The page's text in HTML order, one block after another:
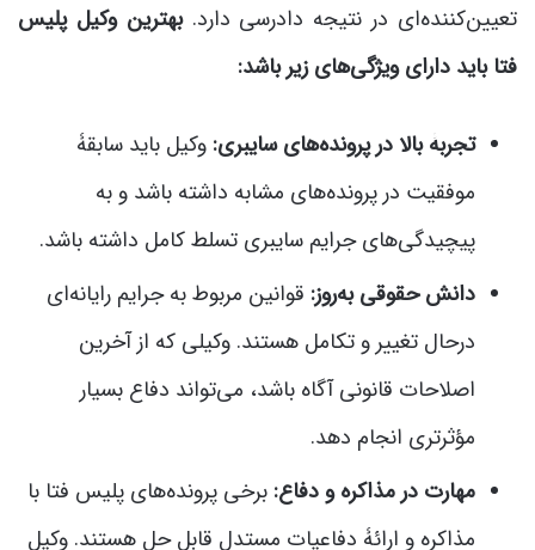
تعیین‌کننده‌ای در نتیجه دادرسی دارد.بهترین وکیل پلیس
فتا باید دارای ویژگی‌های زیر باشد:
تجربۀ بالا در پرونده‌های سایبری: وکیل باید سابقۀ
موفقیت در پرونده‌های مشابه داشته باشد و به
پیچیدگی‌های جرایم سایبری تسلط کامل داشته باشد.
دانش حقوقی به‌روز: قوانین مربوط به جرایم رایانه‌ای
درحال تغییر و تکامل هستند. وکیلی که از آخرین
اصلاحات قانونی آگاه باشد، می‌تواند دفاع بسیار
مؤثرتری انجام دهد.
مهارت در مذاکره و دفاع: برخی پرونده‌های پلیس فتا با
مذاکره و ارائۀ دفاعیات مستدل قابل حل هستند. وکیل